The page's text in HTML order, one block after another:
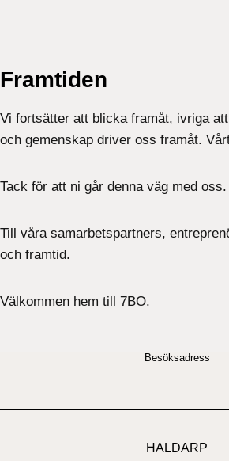
Framtiden
Vi fortsätter att blicka framåt, ivriga
och gemenskap driver oss framåt.
Tack för att ni går denna väg med oss.
Till våra samarbetspartners,
och framtid.
Välkommen hem till 7BO.
Besöksadress
HALDARP